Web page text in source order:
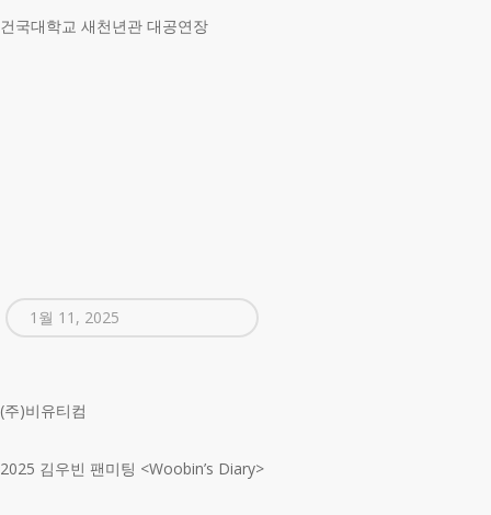
건국대학교 새천년관 대공연장
1월 11, 2025
(주)비유티컴
2025 김우빈 팬미팅 <Woobin’s Diary>